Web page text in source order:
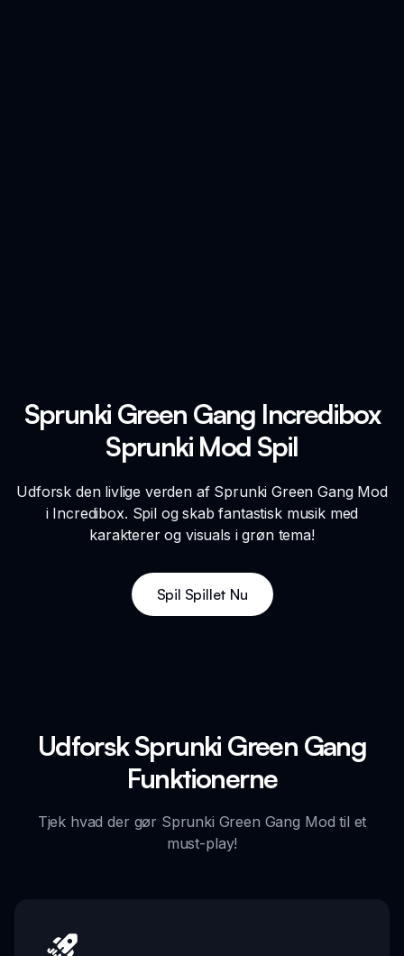
Sprunki Green Gang Incredibox
Sprunki Mod Spil
Udforsk den livlige verden af Sprunki Green Gang Mod
i Incredibox. Spil og skab fantastisk musik med
karakterer og visuals i grøn tema!
Spil Spillet Nu
Udforsk Sprunki Green Gang
Funktionerne
Tjek hvad der gør Sprunki Green Gang Mod til et
must-play!